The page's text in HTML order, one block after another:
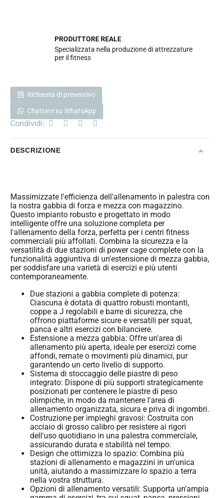
PRODUTTORE REALE
Specializzata nella produzione di attrezzature
per il fitness
Richiesta di preventivo
Chattare su WhatsApp
Condividi:
DESCRIZIONE
Massimizzate l'efficienza dell'allenamento in palestra con
la nostra gabbia di forza e mezza con magazzino.
Questo impianto robusto e progettato in modo
intelligente offre una soluzione completa per
l'allenamento della forza, perfetta per i centri fitness
commerciali più affollati. Combina la sicurezza e la
versatilità di due stazioni di power cage complete con la
funzionalità aggiuntiva di un'estensione di mezza gabbia,
per soddisfare una varietà di esercizi e più utenti
contemporaneamente.
Due stazioni a gabbia complete di potenza:
Ciascuna è dotata di quattro robusti montanti,
coppe a J regolabili e barre di sicurezza, che
offrono piattaforme sicure e versatili per squat,
panca e altri esercizi con bilanciere.
Estensione a mezza gabbia: Offre un'area di
allenamento più aperta, ideale per esercizi come
affondi, remate o movimenti più dinamici, pur
garantendo un certo livello di supporto.
Sistema di stoccaggio delle piastre di peso
integrato: Dispone di più supporti strategicamente
posizionati per contenere le piastre di peso
olimpiche, in modo da mantenere l'area di
allenamento organizzata, sicura e priva di ingombri.
Costruzione per impieghi gravosi: Costruita con
acciaio di grosso calibro per resistere ai rigori
dell'uso quotidiano in una palestra commerciale,
assicurando durata e stabilità nel tempo.
Design che ottimizza lo spazio: Combina più
stazioni di allenamento e magazzini in un'unica
unità, aiutando a massimizzare lo spazio a terra
nella vostra struttura.
Opzioni di allenamento versatili: Supporta un'ampia